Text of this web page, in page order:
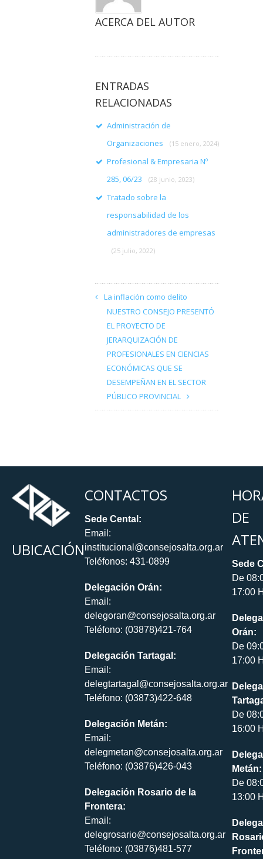
ACERCA DEL AUTOR
ENTRADAS
RELACIONADAS
Administración de
Organizaciones
(15 enero, 2024)
Profesional & Empresaria Nº
285, 06/23
(28 junio, 2023)
Tratado sobre la
responsabilidad de los
administradores de empresas
(25 julio, 2022)
La inflación como delito
NUESTRO CONSEJO PRESENTÓ
EL PROYECTO DE
JERARQUIZACIÓN DE
PROFESIONALES EN CIENCIAS
ECONÓMICAS QUE SE
DESEMPEÑAN EN EL SECTOR
PÚBLICO PROVINCIAL
UBICACIÓN
CONTACTOS
Sede Cental:
Email:
institucional@consejosalta.org.ar
Teléfonos: 431-0899
Delegación Orán:
Email:
delegoran@consejosalta.org.ar
Teléfono: (03878)421-764
Delegación Tartagal:
Email:
delegtartagal@consejosalta.org.ar
Teléfono: (03873)422-648
Delegación Metán:
Email:
delegmetan@consejosalta.org.ar
Teléfono: (03876)426-043
Delegación Rosario de la
Frontera:
Email:
delegrosario@consejosalta.org.ar
Teléfono: (03876)481-577
DE
Sede
De
17:00
Orán:
De
17:00
De
16:00
Metán:
De
13:00